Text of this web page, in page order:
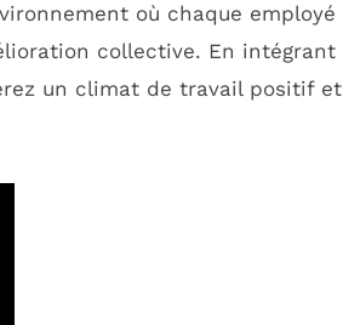
où chaque employé
collective. En intégrant
un climat de travail positif et